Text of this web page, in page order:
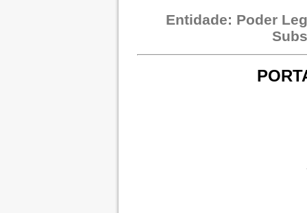
Entidade: Poder